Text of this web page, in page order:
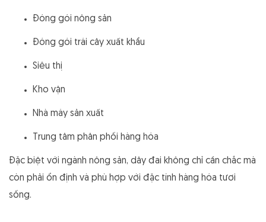
Đóng gói nông sản
Đóng gói trái cây xuất khẩu
Siêu thị
Kho vận
Nhà máy sản xuất
Trung tâm phân phối hàng hóa
Đặc biệt với ngành nông sản, dây đai không chỉ cần chắc mà
còn phải ổn định và phù hợp với đặc tính hàng hóa tươi
sống.